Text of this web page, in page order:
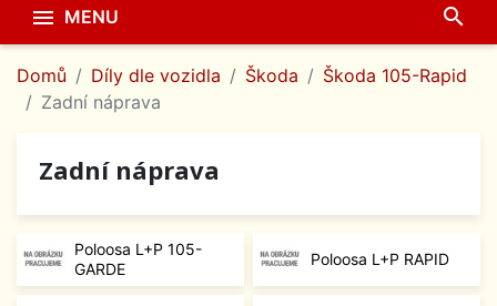
 MENU search
Domů Díly dle vozidla Škoda
Škoda 105-Rapid
Zadní náprava
Zadní náprava
Poloosa L+P 105-
GARDE
Poloosa L+P RAPID